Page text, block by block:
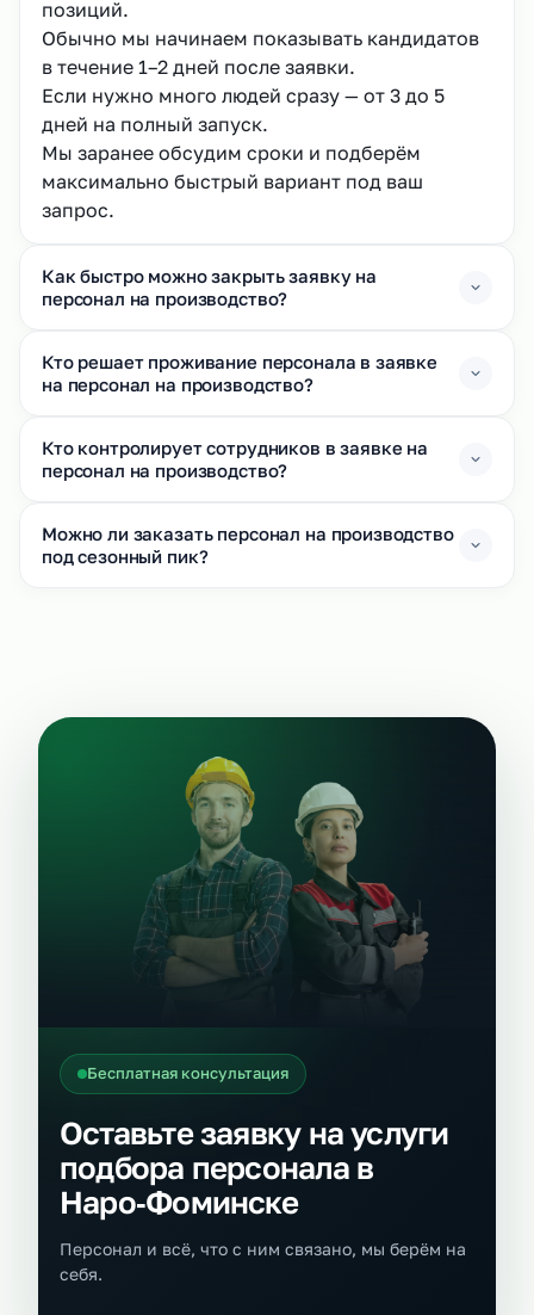
позиций.
Обычно мы начинаем показывать кандидатов
в течение 1–2 дней после заявки.
Если нужно много людей сразу — от 3 до 5
дней на полный запуск.
Мы заранее обсудим сроки и подберём
максимально быстрый вариант под ваш
запрос.
Как быстро можно закрыть заявку на
персонал на производство?
Кто решает проживание персонала в заявке
на персонал на производство?
Кто контролирует сотрудников в заявке на
персонал на производство?
Можно ли заказать персонал на производство
под сезонный пик?
Бесплатная консультация
Оставьте заявку на услуги
подбора персонала в
Наро‑Фоминске
Персонал и всё, что с ним связано, мы берём на
себя.